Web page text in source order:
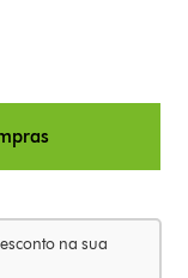
na sua